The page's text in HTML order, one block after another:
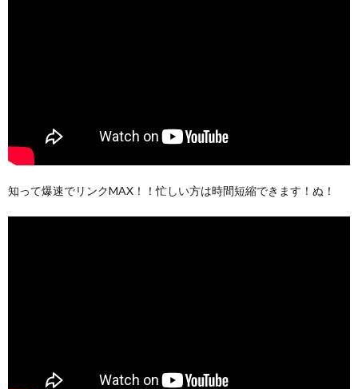
知って爆速でリンクMAX！！忙しい方は時間短縮できます！ぬ！